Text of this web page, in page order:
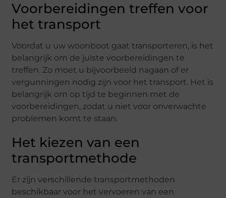
Voorbereidingen treffen voor
het transport
Voordat u uw woonboot gaat transporteren, is het
belangrijk om de juiste voorbereidingen te
treffen. Zo moet u bijvoorbeeld nagaan of er
vergunningen nodig zijn voor het transport. Het is
belangrijk om op tijd te beginnen met de
voorbereidingen, zodat u niet voor onverwachte
problemen komt te staan.
Het kiezen van een
transportmethode
Er zijn verschillende transportmethoden
beschikbaar voor het vervoeren van een